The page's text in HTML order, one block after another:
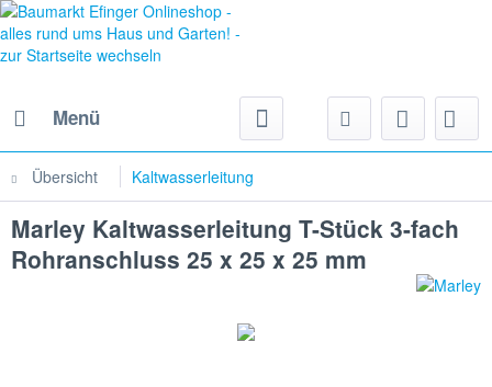
Menü
Übersicht Kaltwasserleitung
Marley Kaltwasserleitung T-Stück 3-fach
Rohranschluss 25 x 25 x 25 mm